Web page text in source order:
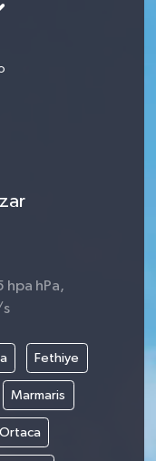
hpa hPa,
Fethiye
Marmaris
Ortaca